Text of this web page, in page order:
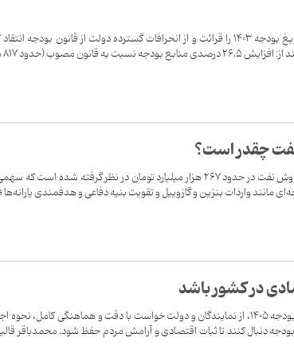
روز گذشته رئیس دیوان محاسبات کشور گزارش تفریغ بودجه ۱۴۰۳ را قرائت و از انحرافات گسترده دولت از قانون بودجه
مهمترین
در بودجه ۱۴۰۵، سهم دولت از درآمدهای حاصل از فروش نفت در حدود ۲۶۷ هزار میلیارد تومان در نظر گرفته شده است
در کشور باشد
رئیس مجلس شورای اسلامی با تأکید بر حساسیت بودجه ۱۴۰۵، از نمایندگان و دولت خواست با دقت و هماهنگی کامل،
بودجه دنبال کنند تا ثبات اقتصادی و آرامش مردم حفظ شود. محمدباقر